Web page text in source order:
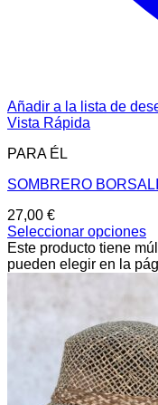
Añadir a la lista de
Vista Rápida
PARA ÉL
SOMBRERO
27,00 €
Seleccionar opciones
Este producto tiene
pueden elegir en la